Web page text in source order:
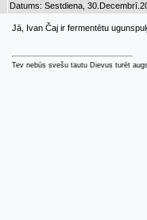
Datums: Sestdiena,
Jā, Ivan Čaj ir fermentētu
Tev nebūs svešu tautu Dievus turēt